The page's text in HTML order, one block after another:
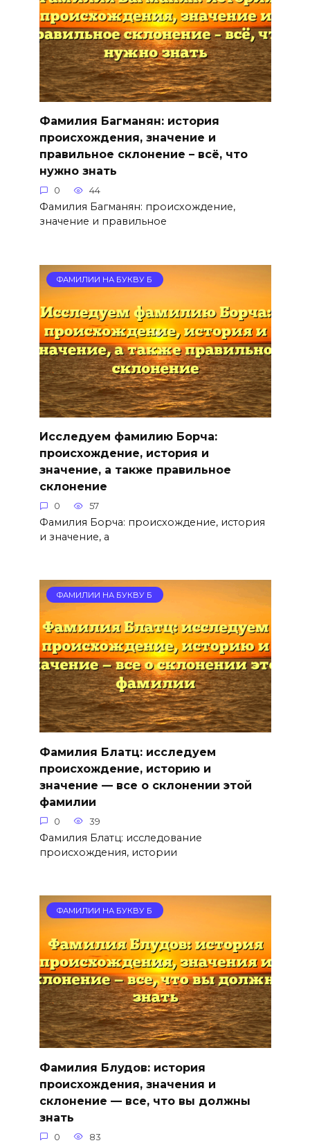
Фамилия Багманян: история
происхождения, значение и
правильное склонение – всё, что
нужно знать
0 44
Фамилия Багманян: происхождение,
значение и правильное
ФАМИЛИИ НА БУКВУ Б
Исследуем фамилию Борча:
происхождение, история и
значение, а также правильное
склонение
0 57
Фамилия Борча: происхождение, история
и значение, а
ФАМИЛИИ НА БУКВУ Б
Фамилия Блатц: исследуем
происхождение, историю и
значение — все о склонении этой
фамилии
0 39
Фамилия Блатц: исследование
происхождения, истории
ФАМИЛИИ НА БУКВУ Б
Фамилия Блудов: история
происхождения, значения и
склонение — все, что вы должны
знать
0 83